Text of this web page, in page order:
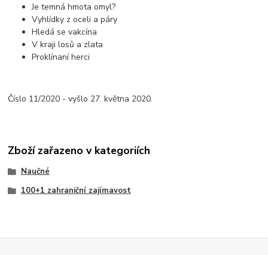
Je temná hmota omyl?
Vyhlídky z oceli a páry
Hledá se vakcína
V kraji losů a zlata
Proklínaní herci
Číslo 11/2020 - vyšlo 27. května 2020.
Zboží zařazeno v kategoriích
Naučné
100+1 zahraniční zajímavost